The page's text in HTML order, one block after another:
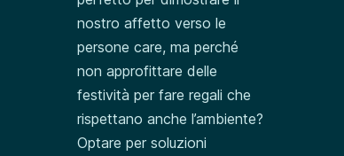
nostro affetto verso le
persone care, ma perché
non approfittare delle
festività per fare regali che
rispettano anche l’ambiente?
Optare per soluzioni